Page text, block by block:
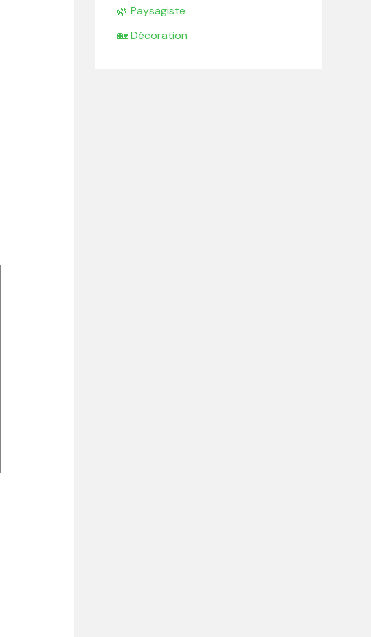
🌿 Paysagiste
🏡 Décoration